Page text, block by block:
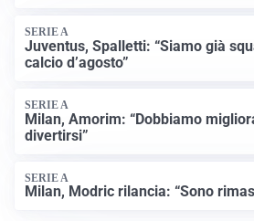
SERIE A
Juventus, Spalletti: “Siamo già
calcio d’agosto”
SERIE A
Milan, Amorim: “Dobbiamo
divertirsi”
SERIE A
Milan, Modric rilancia: “Sono